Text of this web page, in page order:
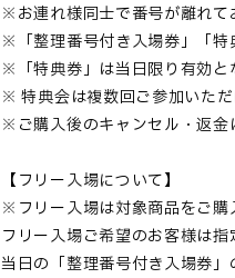
※お連れ様同士で番号が離れて
※「整理番号付き入場券」「特
※「特典券」は当日限り有効と
※ 特典会は複数回ご参加いた
※ご購入後のキャンセル・返金
【フリー入場について】
※フリー入場は対象商品をご購
フリー入場ご希望のお客様は
当日の「整理番号付き入場券